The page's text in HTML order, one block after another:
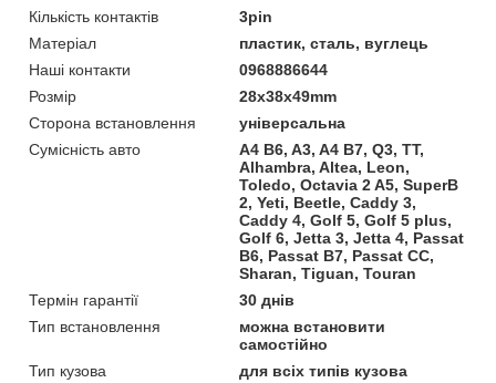
Кількість контактів
3pin
Матеріал
пластик, сталь, вуглець
Наші контакти
0968886644
Розмір
28x38x49mm
Сторона встановлення
універсальна
Сумісність авто
A4 B6, A3, A4 B7, Q3, TT,
Alhambra, Altea, Leon,
Toledo, Octavia 2 A5, SuperB
2, Yeti, Beetle, Caddy 3,
Caddy 4, Golf 5, Golf 5 plus,
Golf 6, Jetta 3, Jetta 4, Passat
B6, Passat B7, Passat CC,
Sharan, Tiguan, Touran
Термін гарантії
30 днів
Тип встановлення
можна встановити
самостійно
Тип кузова
для всіх типів кузова